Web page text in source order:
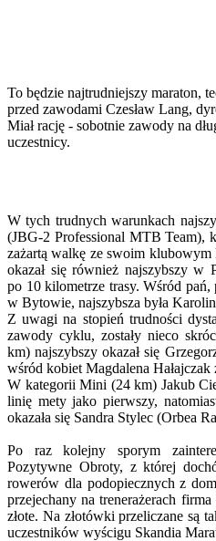
To będzie najtrudniejszy maraton,
przed zawodami Czesław Lang,
Miał rację - sobotnie zawody na
uczestnicy.
W tych trudnych warunkach
(JBG-2 Professional MTB Team),
zażartą walkę ze swoim
okazał się również najszybszy
po 10 kilometrze trasy. Wśród
w Bytowie, najszybsza była
Z uwagi na stopień trudności
zawody cyklu, zostały nieco
km) najszybszy okazał się
wśród kobiet Magdalena Hałajczak
W kategorii Mini (24 km) Jakub
linię mety jako pierwszy,
okazała się Sandra Stylec (Orbea
Po raz kolejny sporym
Pozytywne Obroty, z której
rowerów dla podopiecznych z
przejechany na trenerażerach
złote. Na złotówki przeliczane są
uczestników wyścigu Skandia